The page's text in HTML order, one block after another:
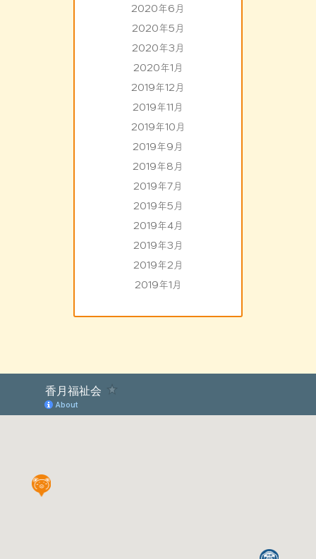
2020年6月
2020年5月
2020年3月
2020年1月
2019年12月
2019年11月
2019年10月
2019年9月
2019年8月
2019年7月
2019年5月
2019年4月
2019年3月
2019年2月
2019年1月